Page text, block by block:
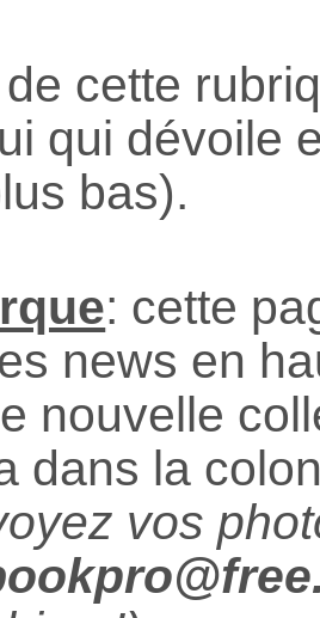
de cette
qui dévoile
bas).
: cette
news en
nouvelle
dans la
vos